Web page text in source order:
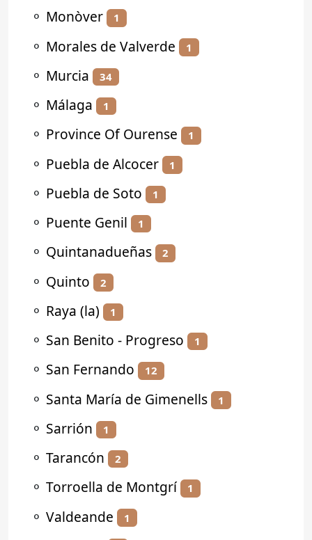
⚬ Monòver 1
⚬ Morales de Valverde 1
⚬ Murcia 34
⚬ Málaga 1
⚬ Province Of Ourense 1
⚬ Puebla de Alcocer 1
⚬ Puebla de Soto 1
⚬ Puente Genil 1
⚬ Quintanadueñas 2
⚬ Quinto 2
⚬ Raya (la) 1
⚬ San Benito - Progreso 1
⚬ San Fernando 12
⚬ Santa María de Gimenells 1
⚬ Sarrión 1
⚬ Tarancón 2
⚬ Torroella de Montgrí 1
⚬ Valdeande 1